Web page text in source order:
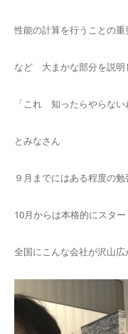
性能の計算を行うことの
など 大まかな部分を説明
「これ 知ったらやらない
とみなさん
９月までにはある程度の
10月からは本格的にスタ
全国にこんな会社が沢山